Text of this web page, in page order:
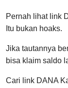
Pernah lihat link
Itu bukan hoaks.
Jika tautannya
bisa klaim saldo
Cari link DANA